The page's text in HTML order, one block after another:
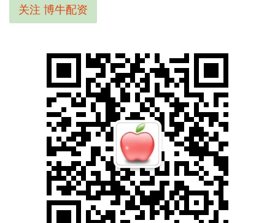
关注 博牛配资